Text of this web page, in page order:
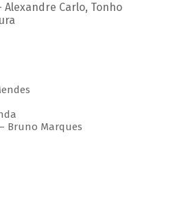
Alexandre Carlo, Tonho
Bruno Marques